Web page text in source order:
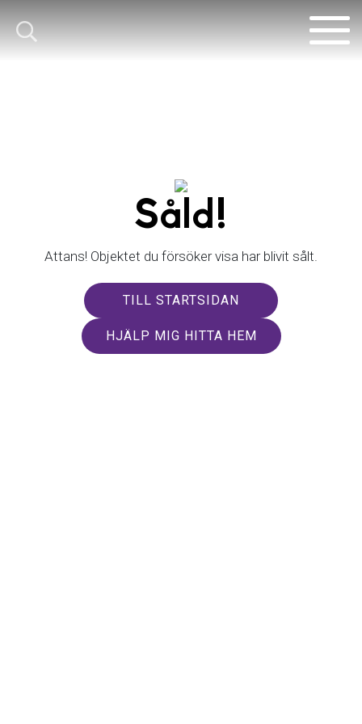
Såld!
Attans! Objektet du försöker visa har blivit sålt.
TILL STARTSIDAN
HJÄLP MIG HITTA HEM